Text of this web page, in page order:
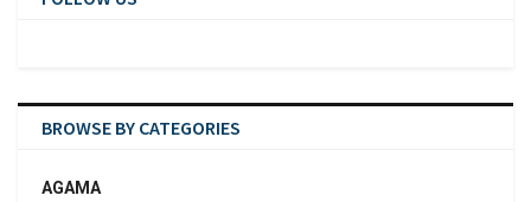
BROWSE BY CATEGORIES
AGAMA